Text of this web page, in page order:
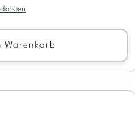
Warenkorb